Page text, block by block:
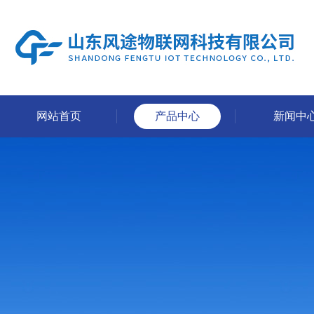
网站首页 产品中心 新闻中